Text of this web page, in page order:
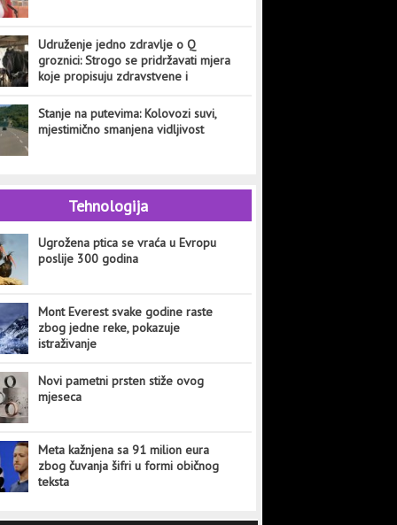
Udruženje jedno zdravlje o Q
groznici: Strogo se pridržavati mjera
koje propisuju zdravstvene i
Stanje na putevima: Kolovozi suvi,
mjestimično smanjena vidljivost
Tehnologija
Ugrožena ptica se vraća u Evropu
poslije 300 godina
Mont Everest svake godine raste
zbog jedne reke, pokazuje
istraživanje
Novi pametni prsten stiže ovog
mjeseca
Meta kažnjena sa 91 milion eura
zbog čuvanja šifri u formi običnog
teksta